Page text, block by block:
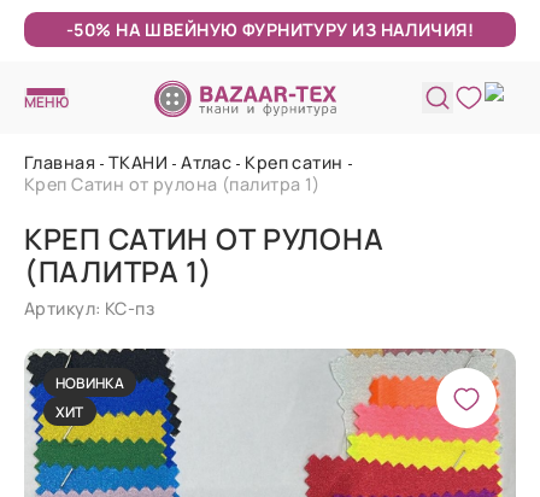
-50% НА ШВЕЙНУЮ ФУРНИТУРУ ИЗ НАЛИЧИЯ!
МЕНЮ
Главная ТКАНИ Атлас
Креп сатин
Креп Сатин от рулона (палитра 1)
КРЕП САТИН ОТ РУЛОНА
(ПАЛИТРА 1)
Артикул: КС-пз
НОВИНКА
ХИТ